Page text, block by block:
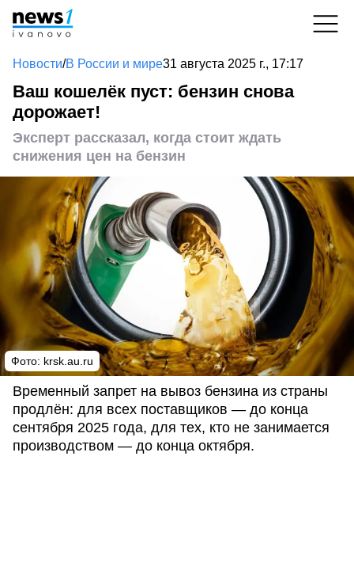
Новости/В России и мире31 августа 2025 г., 17:17
Ваш кошелёк пуст: бензин снова
дорожает!
Эксперт рассказал, когда стоит ждать
снижения цен на бензин
Фото: krsk.au.ru
Временный запрет на вывоз бензина из страны
продлён: для всех поставщиков — до конца
сентября 2025 года, для тех, кто не занимается
производством — до конца октября.